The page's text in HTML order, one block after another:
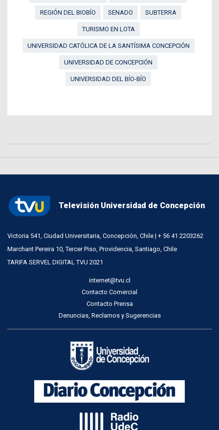
REGIÓN DEL BIOBÍO SENADO SUBTERRA
TURISMO EN LOTA
UNIVERSIDAD CATÓLICA DE LA SANTÍSIMA CONCEPCIÓN
UNIVERSIDAD DE CONCEPCIÓN
UNIVERSIDAD DEL BÍO-BÍO
Televisión Universidad de Concepción
Victoria 541, Ciudad Universitaria, Concepción, Chile | + 56 41 2203262
Marchant Pereira 10, Tercer Piso, Providencia, Santiago, Chile
TARIFA SERVEL DIGITAL TVU 2021
internet@tvu.cl
Contacto Comercial
Contacto Prensa
Denuncias, Reclamos y Sugerencias